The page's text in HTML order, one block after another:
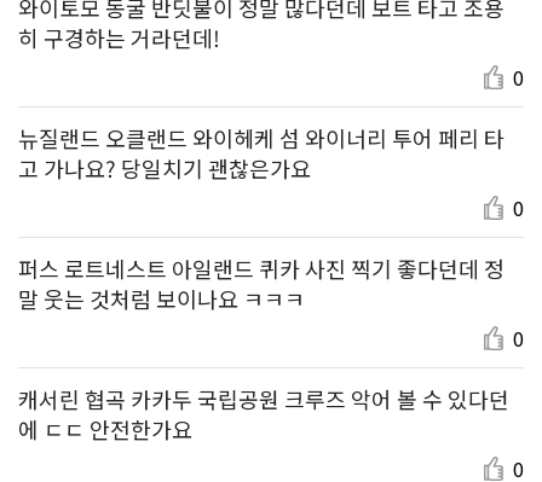
와이토모 동굴 반딧불이 정말 많다던데 보트 타고 조용
히 구경하는 거라던데!
0
뉴질랜드 오클랜드 와이헤케 섬 와이너리 투어 페리 타
고 가나요? 당일치기 괜찮은가요
0
퍼스 로트네스트 아일랜드 퀴카 사진 찍기 좋다던데 정
말 웃는 것처럼 보이나요 ㅋㅋㅋ
0
캐서린 협곡 카카두 국립공원 크루즈 악어 볼 수 있다던
에 ㄷㄷ 안전한가요
0